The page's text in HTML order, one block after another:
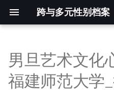
跨与多元性别档案
入
以
开
摘要
男旦艺术文化
福建师范大学